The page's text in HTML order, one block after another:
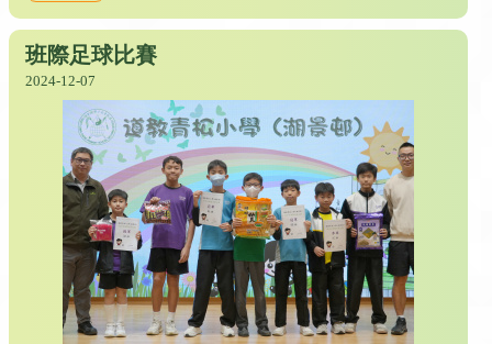
班際足球比賽
2024-12-07